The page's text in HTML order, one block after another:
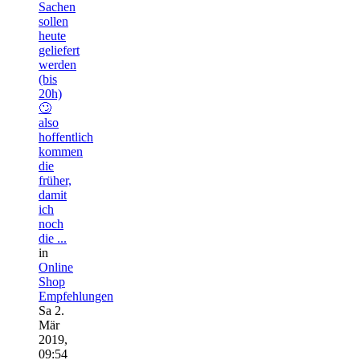
Sachen
sollen
heute
geliefert
werden
(bis
20h)
🙄
also
hoffentlich
kommen
die
früher,
damit
ich
noch
die ...
in
Online
Shop
Empfehlungen
Sa 2.
Mär
2019,
09:54